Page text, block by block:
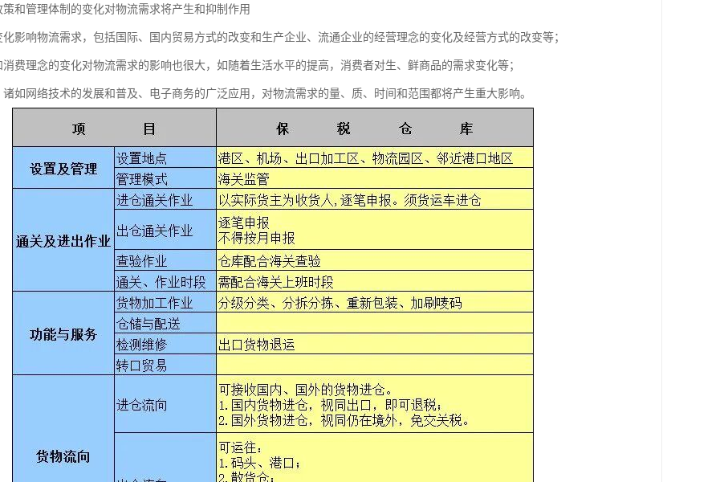
管理体制的变化对物流需求将产生和抑制作用
响物流需求，包括国际、国内贸易方式的改变和生产企业、流通企业的经营理念的变化及经营方式的改变等；
理念的变化对物流需求的影响也很大，如随着生活水平的提高，消费者对生、鲜商品的需求变化等；
网络技术的发展和普及、电子商务的广泛应用，对物流需求的量、质、时间和范围都将产生重大影响。